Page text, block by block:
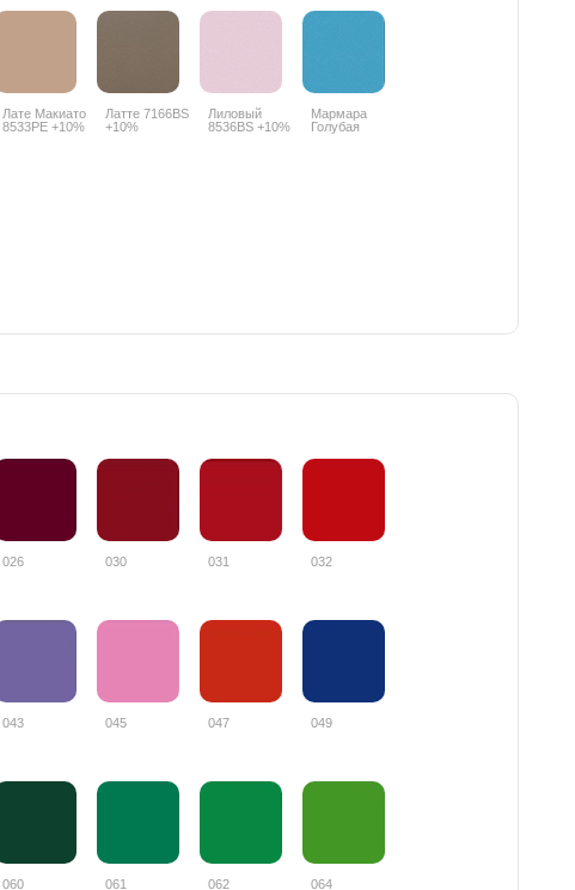
Лате Макиато
8533PE +10%
Латте 7166BS
+10%
Лиловый
8536BS +10%
Мармара
Голубая
026 030 031 032
043 045 047 049
060 061 062 064